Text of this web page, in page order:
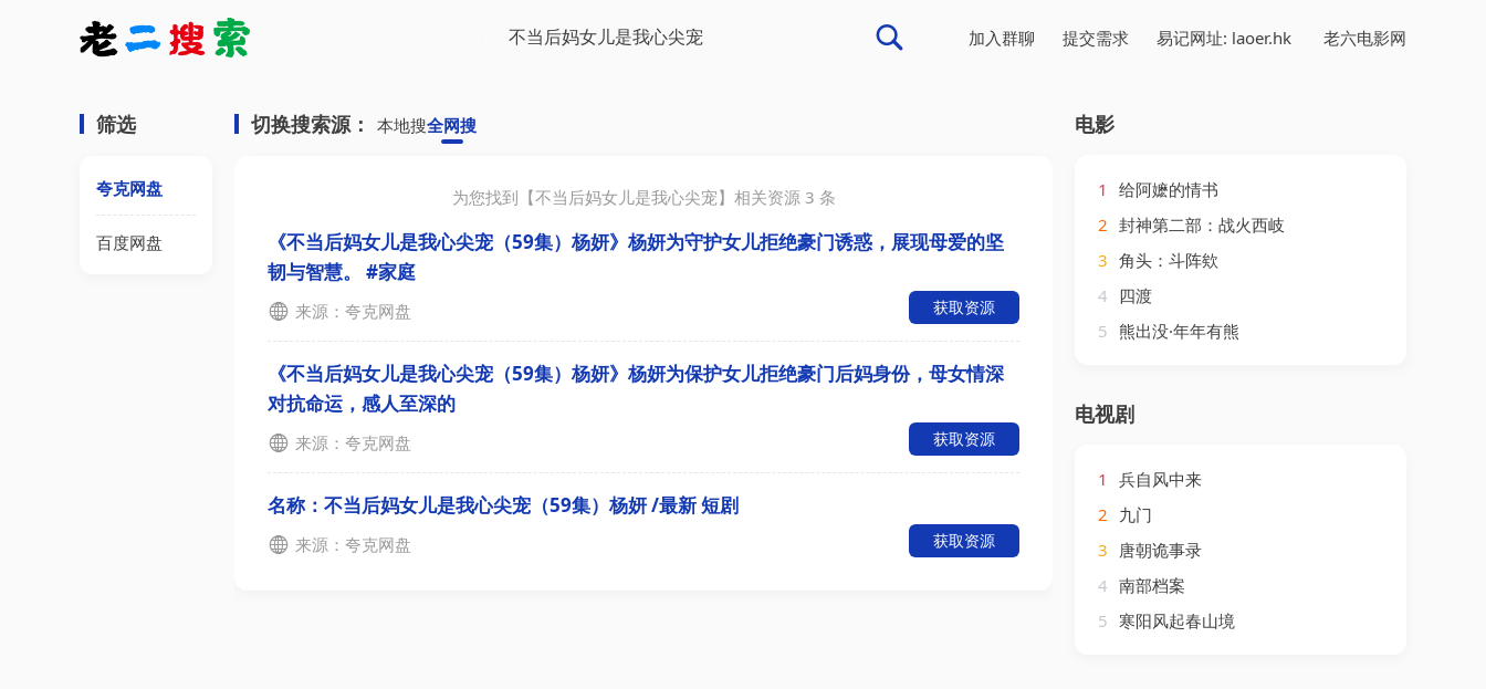
加入群聊 提交需求 易记网址: laoer.hk 老六电影网
筛选
夸克网盘
百度网盘
切换搜索源： 本地搜全网搜
为您找到【不当后妈女儿是我心尖宠】相关资源3 条
《不当后妈女儿是我心尖宠（59集）杨妍》杨妍为守护女儿拒绝豪门诱惑，展现母爱的坚
韧与智慧。️ #家庭
来源：夸克网盘 获取资源
《不当后妈女儿是我心尖宠（59集）杨妍》杨妍为保护女儿拒绝豪门后妈身份，母女情深
对抗命运，感人至深的
来源：夸克网盘 获取资源
名称：不当后妈女儿是我心尖宠（59集）杨妍 /最新 短剧
来源：夸克网盘 获取资源
电影
1
给阿嬷的情书
2 封神第二部：战火西岐
3 角头：斗阵欸
4 四渡
5 熊出没·年年有熊
电视剧
1
兵自风中来
2 九门
3 唐朝诡事录
4 南部档案
5 寒阳风起春山境